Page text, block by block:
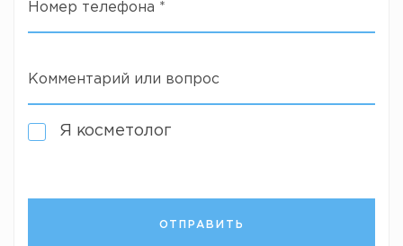
Номер телефона *
Комментарий или вопрос
Я косметолог